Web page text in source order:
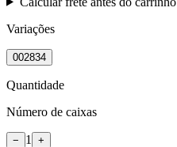
Variações
002834
Quantidade
Número de caixas
− 1
+